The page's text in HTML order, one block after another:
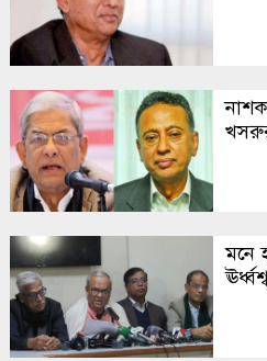
মনে